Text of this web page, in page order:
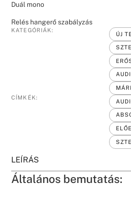
Duál mono
Relés hangerő szabályzás
KATEGÓRIÁK:
ÚJ
CÍMKÉK:
LEÍRÁS
Általános bemutatás: